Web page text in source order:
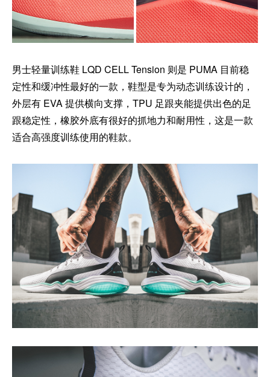
男士轻量训练鞋 LQD CELL Tension 则是 PUMA 目前稳
定性和缓冲性最好的一款，鞋型是专为动态训练设计的，
外层有 EVA 提供横向支撑，TPU 足跟夹能提供出色的足
跟稳定性，橡胶外底有很好的抓地力和耐用性，这是一款
适合高强度训练使用的鞋款。